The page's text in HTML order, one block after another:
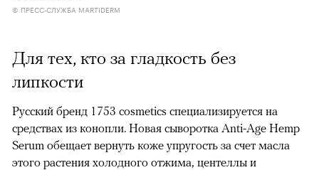
© ПРЕСС-СЛУЖБА MARTIDERM
Для тех, кто за гладкость без
липкости
Русский бренд 1753 cosmetics специализируется на
средствах из конопли. Новая сыворотка Anti-Age Hemp
Serum обещает вернуть коже упругость за счет масла
этого растения холодного отжима, центеллы и